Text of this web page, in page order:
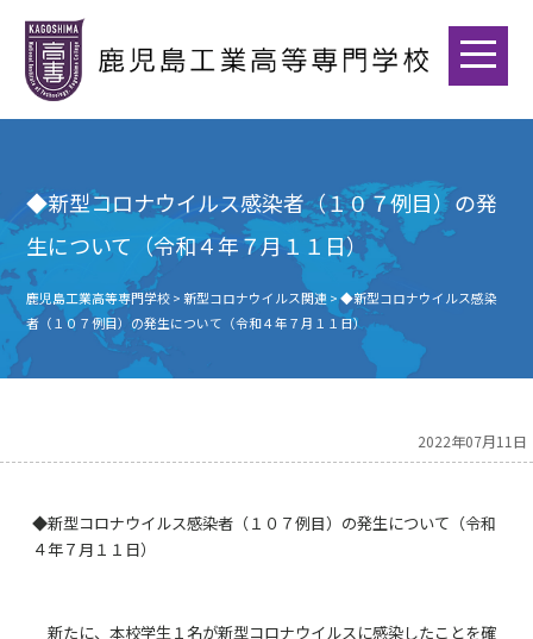
◆新型コロナウイルス感染者（１０７例目）の発
生について（令和４年７月１１日）
鹿児島工業高等専門学校> 新型コロナウイルス関連>◆新型コロナウイルス感染
者（１０７例目）の発生について（令和４年７月１１日）
2022年07月11日
◆新型コロナウイルス感染者（１０７例目）の発生について（令和
４年７月１１日）
新たに、本校学生１名が新型コロナウイルスに感染したことを確